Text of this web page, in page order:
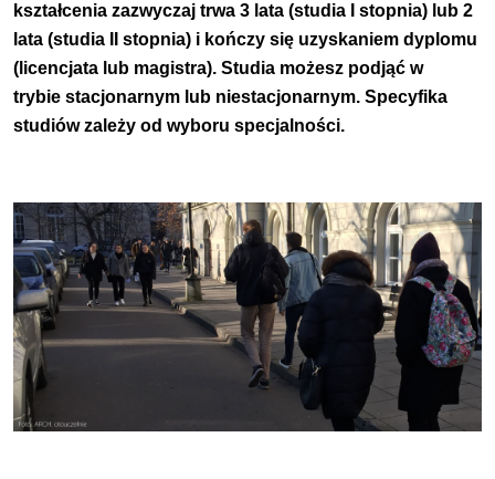
kształcenia zazwyczaj trwa 3 lata (studia I stopnia) lub 2
lata (studia II stopnia) i kończy się uzyskaniem dyplomu
(licencjata lub magistra). Studia możesz podjąć w
trybie stacjonarnym lub niestacjonarnym. Specyfika
studiów zależy od wyboru specjalności.